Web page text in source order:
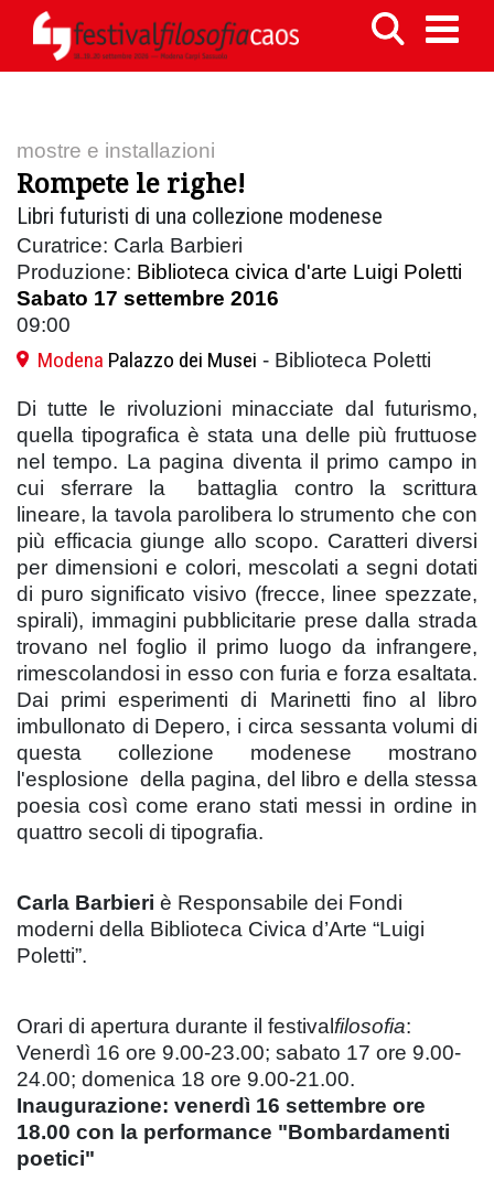
mostre e installazioni
Rompete le righe!
Libri futuristi di una collezione modenese
Curatrice: Carla Barbieri
Produzione: Biblioteca civica d'arte Luigi Poletti
Sabato 17 settembre 2016
09:00
Modena Palazzo dei Musei - Biblioteca Poletti
Di tutte le rivoluzioni minacciate dal futurismo,
quella tipografica è stata una delle più fruttuose
nel tempo. La pagina diventa il primo campo in
cui sferrare la battaglia contro la scrittura
lineare, la tavola parolibera lo strumento che con
più efficacia giunge allo scopo. Caratteri diversi
per dimensioni e colori, mescolati a segni dotati
di puro significato visivo (frecce, linee spezzate,
spirali), immagini pubblicitarie prese dalla strada
trovano nel foglio il primo luogo da infrangere,
rimescolandosi in esso con furia e forza esaltata.
Dai primi esperimenti di Marinetti fino al libro
imbullonato di Depero, i circa sessanta volumi di
questa collezione modenese mostrano
l'esplosione della pagina, del libro e della stessa
poesia così come erano stati messi in ordine in
quattro secoli di tipografia.
Carla Barbieri è Responsabile dei Fondi
moderni della Biblioteca Civica d’Arte “Luigi
Poletti”.
Orari di apertura durante il festivalfilosofia:
Venerdì 16 ore 9.00-23.00; sabato 17 ore 9.00-
24.00; domenica 18 ore 9.00-21.00.
Inaugurazione: venerdì 16 settembre ore
18.00 con la performance "Bombardamenti
poetici"